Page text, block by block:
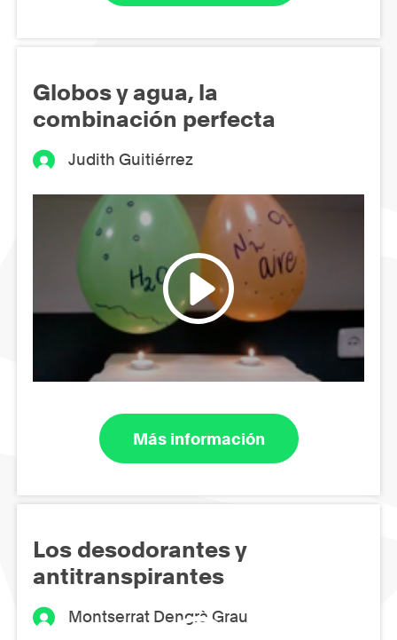
Globos y agua, la
combinación perfecta
Judith Guitiérrez
Más información
Los desodorantes y
antitranspirantes
Montserrat Dengrà Grau